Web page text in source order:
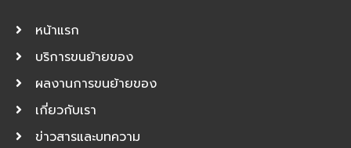
หน้าแรก
บริการขนย้ายของ
ผลงานการขนย้ายของ
เกี่ยวกับเรา
ข่าวสารและบทความ